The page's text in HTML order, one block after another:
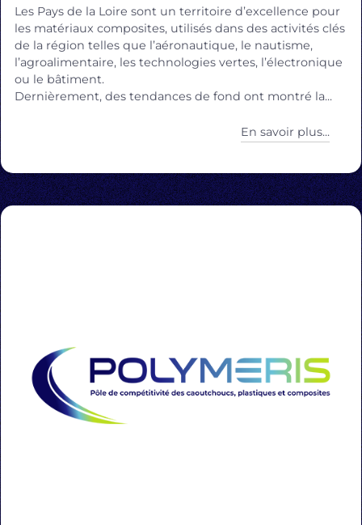
Les Pays de la Loire sont un territoire d’excellence pour
les matériaux composites, utilisés dans des activités clés
de la région telles que l’aéronautique, le nautisme,
l’agroalimentaire, les technologies vertes, l’électronique
ou le bâtiment.
Dernièrement, des tendances de fond ont montré la...
En savoir plus...